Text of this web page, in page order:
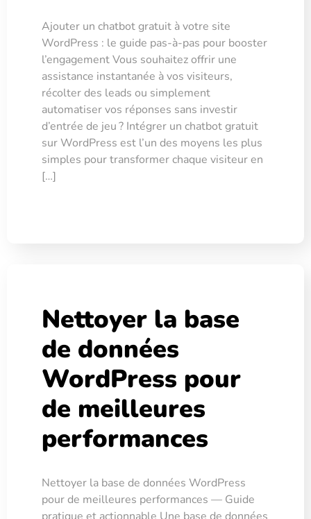
Ajouter un chatbot gratuit à votre site
WordPress : le guide pas-à-pas pour booster
l’engagement Vous souhaitez offrir une
assistance instantanée à vos visiteurs,
récolter des leads ou simplement
automatiser vos réponses sans investir
d’entrée de jeu ? Intégrer un chatbot gratuit
sur WordPress est l’un des moyens les plus
simples pour transformer chaque visiteur en
[…]
Nettoyer la base
de données
WordPress pour
de meilleures
performances
Nettoyer la base de données WordPress
pour de meilleures performances — Guide